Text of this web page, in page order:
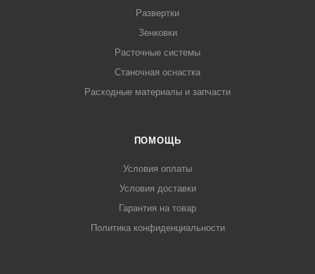
Развертки
Зенковки
Расточные системы
Станочная оснастка
Расходные материалы и запчасти
ПОМОЩЬ
Условия оплаты
Условия доставки
Гарантия на товар
Политика конфиденциальности